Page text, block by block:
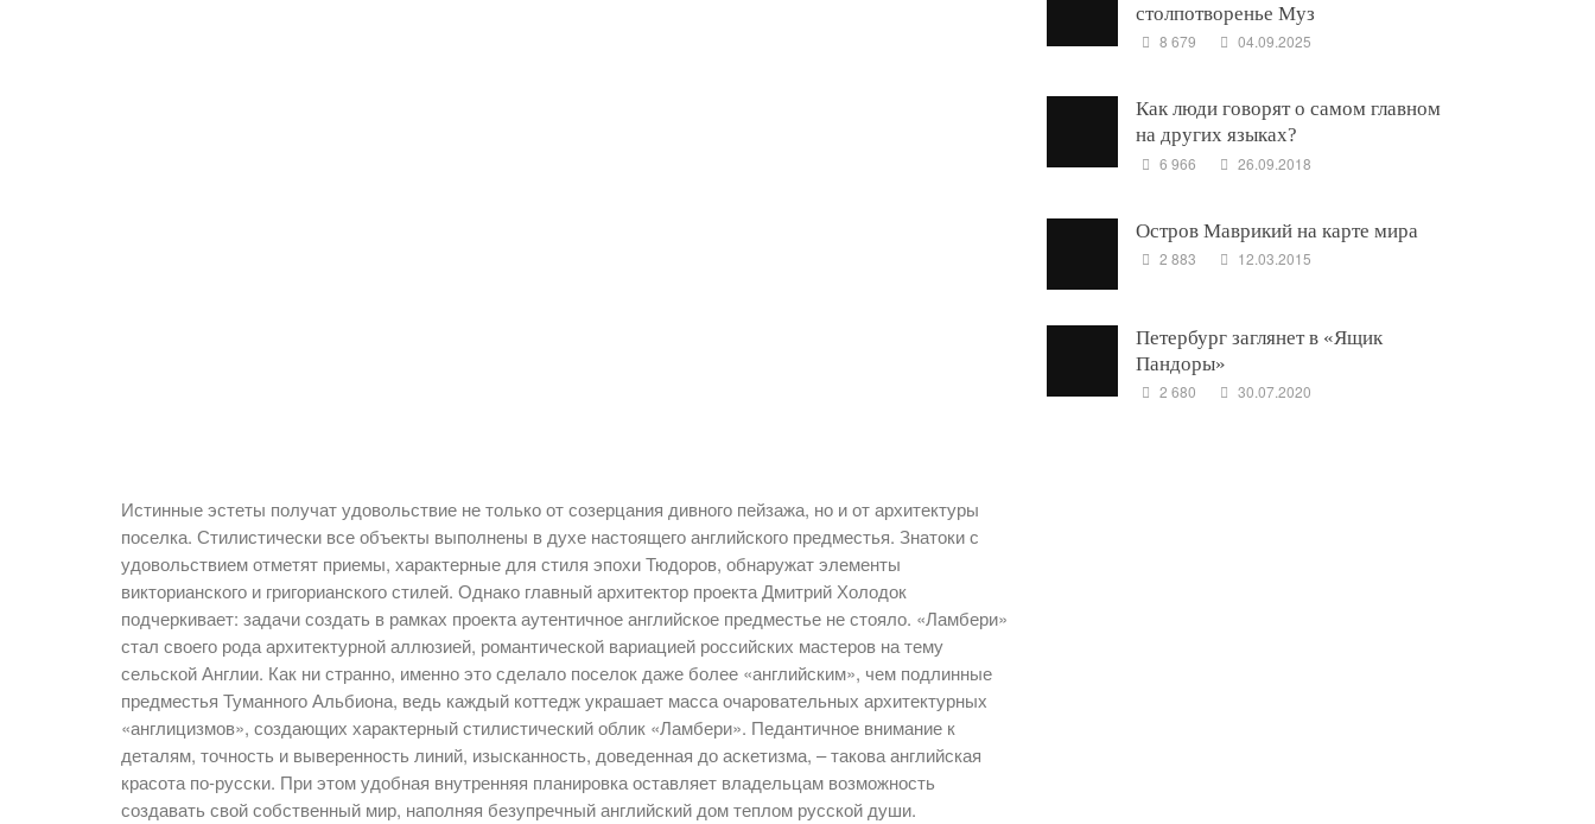
Истинные эстеты получат удовольствие не только от созерцания дивного пейзажа, но и от архитектуры
поселка. Стилистически все объекты выполнены в духе настоящего английского предместья. Знатоки с
удовольствием отметят приемы, характерные для стиля эпохи Тюдоров, обнаружат элементы
викторианского и григорианского стилей. Однако главный архитектор проекта Дмитрий Холодок
подчеркивает: задачи создать в рамках проекта аутентичное английское предместье не стояло. «Ламбери»
стал своего рода архитектурной аллюзией, романтической вариацией российских мастеров на тему
сельской Англии. Как ни странно, именно это сделало поселок даже более «английским», чем подлинные
предместья Туманного Альбиона, ведь каждый коттедж украшает масса очаровательных архитектурных
«англицизмов», создающих характерный стилистический облик «Ламбери». Педантичное внимание к
деталям, точность и выверенность линий, изысканность, доведенная до аскетизма, – такова английская
красота по-русски. При этом удобная внутренняя планировка оставляет владельцам возможность
создавать свой собственный мир, наполняя безупречный английский дом теплом русской души.
столпотворенье Муз
8 679 04.09.2025
Как люди говорят о самом главном
на других языках?
6 966 26.09.2018
Остров Маврикий на карте мира
2 883 12.03.2015
Петербург заглянет в «Ящик
Пандоры»
2 680 30.07.2020